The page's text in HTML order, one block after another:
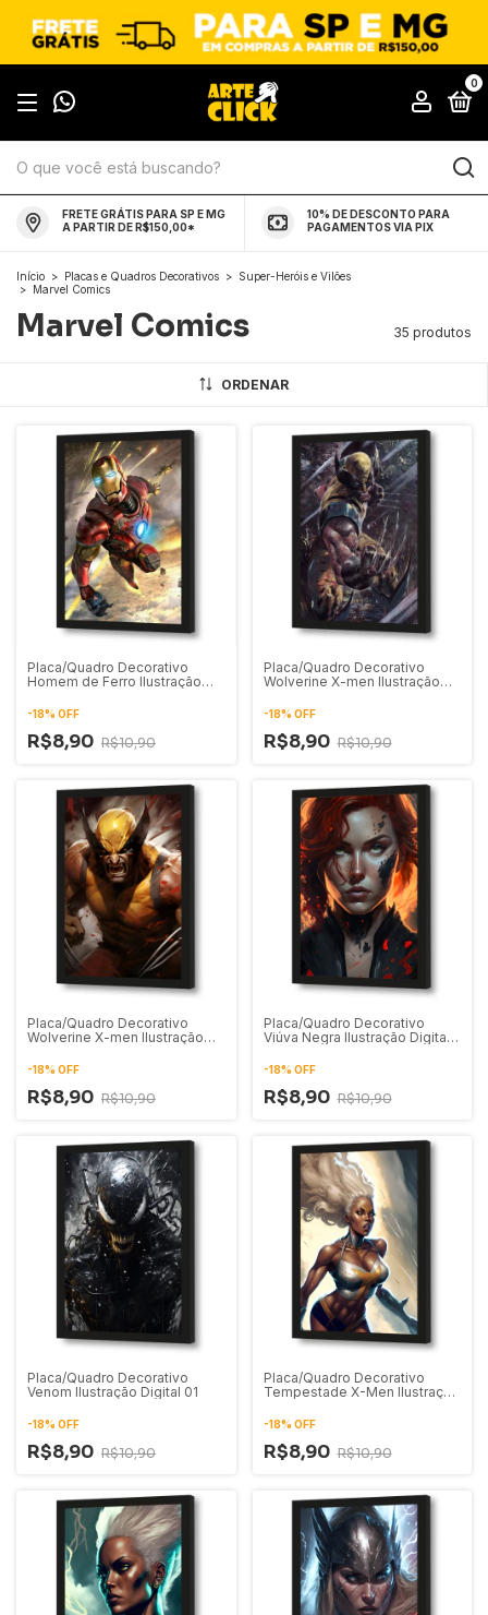
0
FRETE GRÁTIS PARA SP E MG
A PARTIR DE R$150,00*
10% DE DESCONTO PARA
PAGAMENTOS VIA PIX
Início > Placas e Quadros Decorativos > Super-Heróis e Vilões
> Marvel Comics
Marvel Comics 35 produtos
ORDENAR
Placa/Quadro Decorativo
Homem de Ferro Ilustração
-18% OFF
R$8,90 R$10,90
Placa/Quadro Decorativo
Wolverine X-men Ilustração
-18% OFF
R$8,90 R$10,90
Placa/Quadro Decorativo
Wolverine X-men Ilustração
-18% OFF
R$8,90 R$10,90
Placa/Quadro Decorativo
Viúva Negra Ilustração Digital
-18% OFF
R$8,90 R$10,90
Placa/Quadro Decorativo
Venom Ilustração Digital 01
-18% OFF
R$8,90 R$10,90
Placa/Quadro Decorativo
Tempestade X-Men Ilustração
-18% OFF
R$8,90 R$10,90